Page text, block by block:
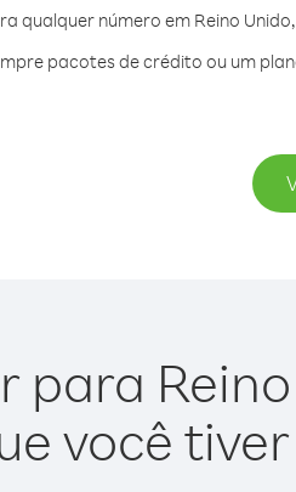
qualquer número em Reino
pacotes de crédito ou um
para
você